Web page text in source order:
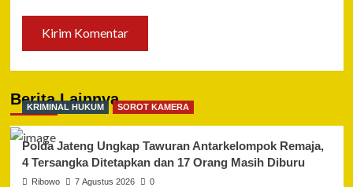
Berita Lainnya
KRIMINAL HUKUM SOROT KAMERA
Polda Jateng Ungkap Tawuran Antarkelompok Remaja,
4 Tersangka Ditetapkan dan 17 Orang Masih Diburu
Ribowo 7 Agustus 2026
0